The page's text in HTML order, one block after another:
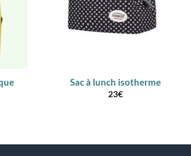
Sac à lunch isotherme
23€